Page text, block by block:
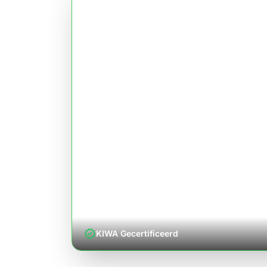
verifiedKIWA Gecertificeerd